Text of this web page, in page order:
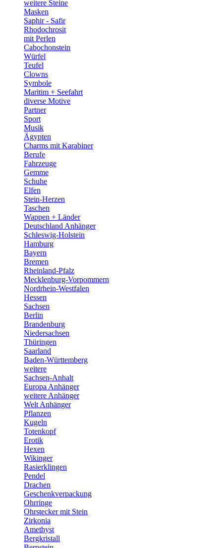
weitere Steine
Masken
Saphir - Safir
Rhodochrosit
mit Perlen
Cabochonstein
Würfel
Teufel
Clowns
Symbole
Maritim + Seefahrt
diverse Motive
Partner
Sport
Musik
Ägypten
Charms mit Karabiner
Berufe
Fahrzeuge
Gemme
Schuhe
Elfen
Stein-Herzen
Taschen
Wappen + Länder
Deutschland Anhänger
Schleswig-Holstein
Hamburg
Bayern
Bremen
Rheinland-Pfalz
Mecklenburg-Vorpommern
Nordrhein-Westfalen
Hessen
Sachsen
Berlin
Brandenburg
Niedersachsen
Thüringen
Saarland
Baden-Württemberg
weitere
Sachsen-Anhalt
Europa Anhänger
weitere Anhänger
Welt Anhänger
Pflanzen
Kugeln
Totenkopf
Erotik
Hexen
Wikinger
Rasierklingen
Pendel
Drachen
Geschenkverpackung
Ohrringe
Ohrstecker mit Stein
Zirkonia
Amethyst
Bergkristall